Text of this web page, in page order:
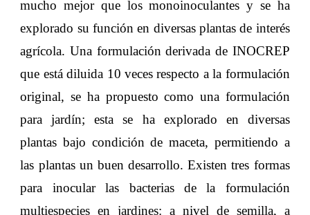
mucho mejor que los monoinoculantes y se ha
explorado su función en diversas plantas de interés
agrícola. Una formulación derivada de INOCREP
que está diluida 10 veces respecto a la formulación
original, se ha propuesto como una formulación
para jardín; esta se ha explorado en diversas
plantas bajo condición de maceta, permitiendo a
las plantas un buen desarrollo. Existen tres formas
para inocular las bacterias de la formulación
multiespecies en jardines: a nivel de semilla, a